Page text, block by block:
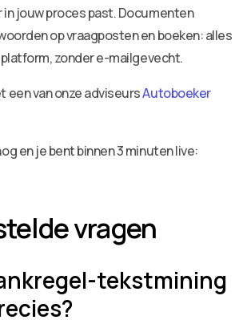
jouw proces past. Documenten
op vraagposten en boeken: alles
zonder e-mailgevecht.
een van onze adviseursAutoboeker
en je bent binnen 3 minuten live:
vragen
tekstmining